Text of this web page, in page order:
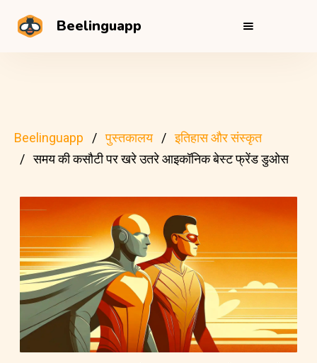
Beelinguapp
Beelinguapp पुस्तकालय
इतिहास और संस्कृत
समय की कसौटी पर खरे उतरे आइकॉनिक बेस्ट फ्रेंड डुओस